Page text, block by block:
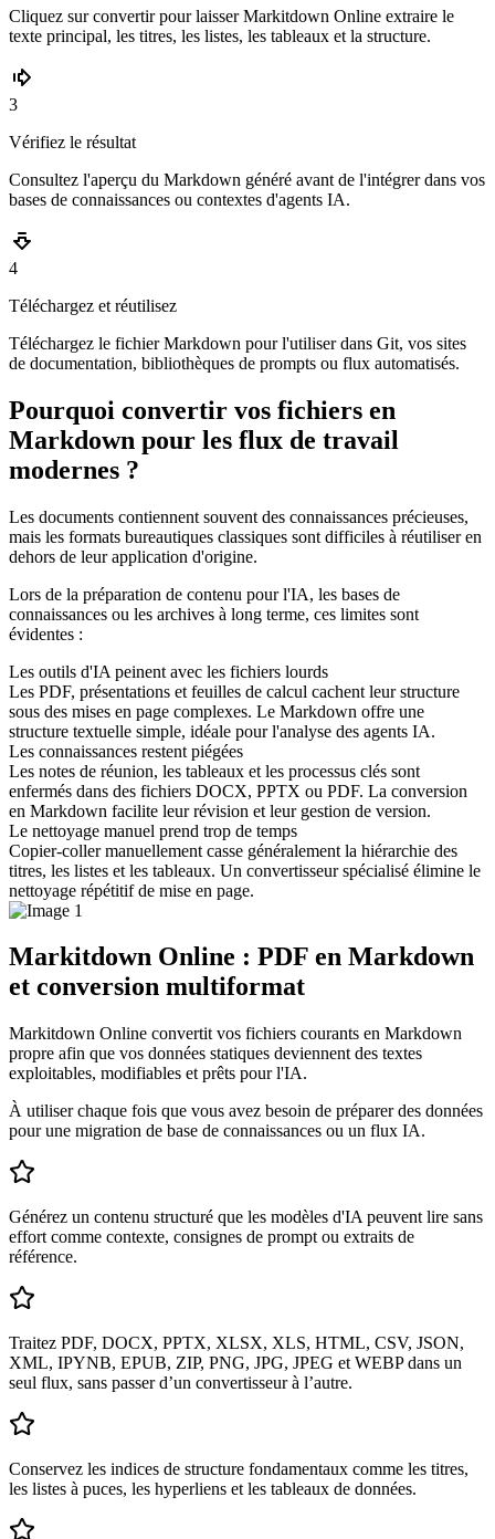
Cliquez sur convertir pour laisser Markitdown Online extraire le
texte principal, les titres, les listes, les tableaux et la structure.
3
Vérifiez le résultat
Consultez l'aperçu du Markdown généré avant de l'intégrer dans vos
bases de connaissances ou contextes d'agents IA.
4
Téléchargez et réutilisez
Téléchargez le fichier Markdown pour l'utiliser dans Git, vos sites
de documentation, bibliothèques de prompts ou flux automatisés.
Pourquoi convertir vos fichiers en
Markdown pour les flux de travail
modernes ?
Les documents contiennent souvent des connaissances précieuses,
mais les formats bureautiques classiques sont difficiles à réutiliser en
dehors de leur application d'origine.
Lors de la préparation de contenu pour l'IA, les bases de
connaissances ou les archives à long terme, ces limites sont
évidentes :
Les outils d'IA peinent avec les fichiers lourds
Les PDF, présentations et feuilles de calcul cachent leur structure
sous des mises en page complexes. Le Markdown offre une
structure textuelle simple, idéale pour l'analyse des agents IA.
Les connaissances restent piégées
Les notes de réunion, les tableaux et les processus clés sont
enfermés dans des fichiers DOCX, PPTX ou PDF. La conversion
en Markdown facilite leur révision et leur gestion de version.
Le nettoyage manuel prend trop de temps
Copier-coller manuellement casse généralement la hiérarchie des
titres, les listes et les tableaux. Un convertisseur spécialisé élimine le
nettoyage répétitif de mise en page.
Markitdown Online : PDF en Markdown
et conversion multiformat
Markitdown Online convertit vos fichiers courants en Markdown
propre afin que vos données statiques deviennent des textes
exploitables, modifiables et prêts pour l'IA.
À utiliser chaque fois que vous avez besoin de préparer des données
pour une migration de base de connaissances ou un flux IA.
Générez un contenu structuré que les modèles d'IA peuvent lire sans
effort comme contexte, consignes de prompt ou extraits de
référence.
Traitez PDF, DOCX, PPTX, XLSX, XLS, HTML, CSV, JSON,
XML, IPYNB, EPUB, ZIP, PNG, JPG, JPEG et WEBP dans un
seul flux, sans passer d’un convertisseur à l’autre.
Conservez les indices de structure fondamentaux comme les titres,
les listes à puces, les hyperliens et les tableaux de données.